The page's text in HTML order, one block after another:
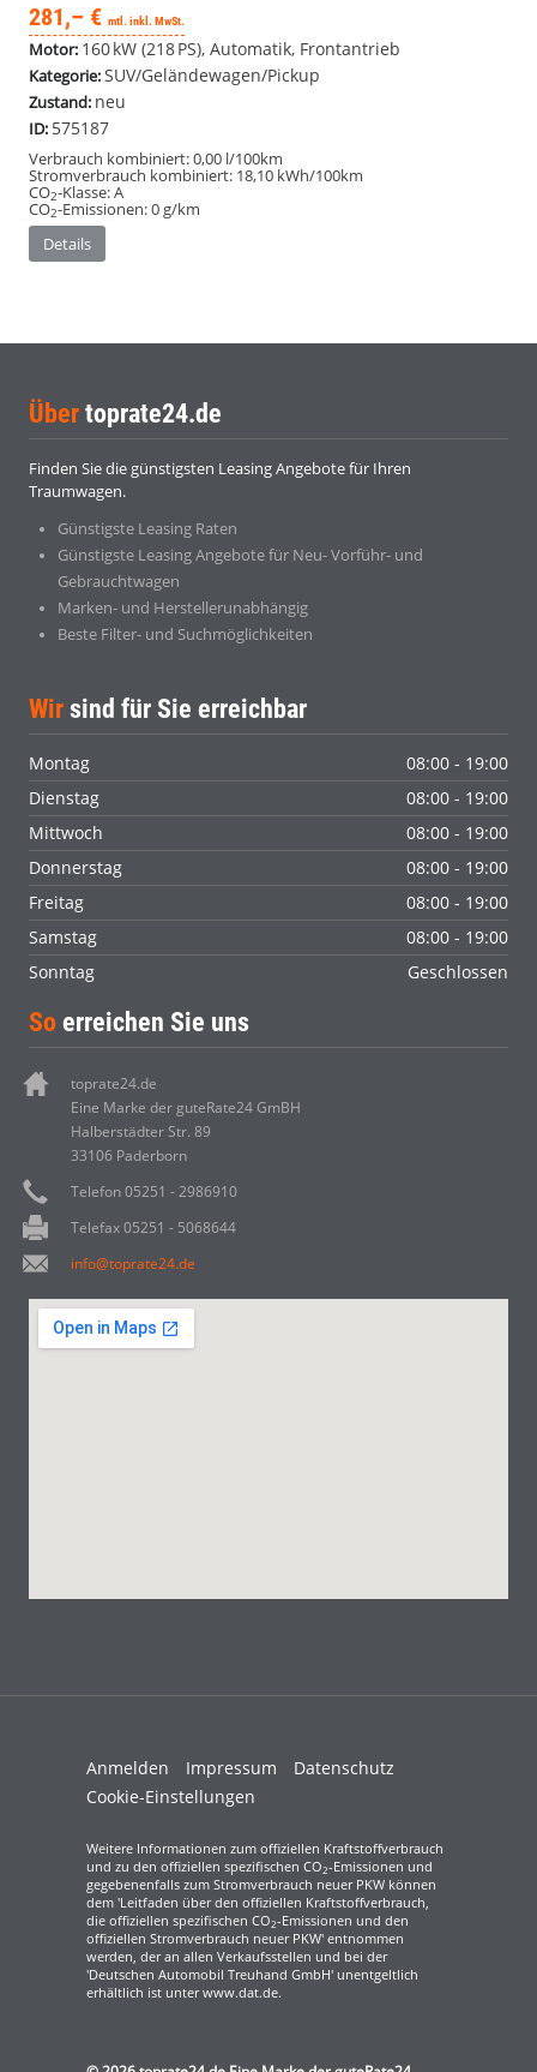
281,– € mtl. inkl. MwSt.
Motor: 160 kW (218 PS), Automatik, Frontantrieb
Kategorie:SUV/Geländewagen/Pickup
Zustand: neu
ID: 575187
Verbrauch kombiniert:0,00 l/100km
Stromverbrauch kombiniert: 18,10 kWh/100km
CO2-Klasse:A
CO2-Emissionen:0 g/km
Details
Über toprate24.de
Finden Sie die günstigsten Leasing Angebote für Ihren
Traumwagen.
Günstigste Leasing Raten
Günstigste Leasing Angebote für Neu- Vorführ- und
Gebrauchtwagen
Marken- und Herstellerunabhängig
Beste Filter- und Suchmöglichkeiten
Wir sind für Sie erreichbar
Montag
08:00 - 19:00
Dienstag
08:00 - 19:00
Mittwoch
08:00 - 19:00
Donnerstag
08:00 - 19:00
Freitag
08:00 - 19:00
Samstag
08:00 - 19:00
Sonntag
Geschlossen
So erreichen Sie uns
toprate24.de
Eine Marke der guteRate24 GmBH
Halberstädter Str. 89
33106 Paderborn
Telefon 05251 - 2986910
Telefax 05251 - 5068644
info@toprate24.de
Anmelden Impressum
Datenschutz
Cookie-Einstellungen
Weitere Informationen zum offiziellen Kraftstoffverbrauch
und zu den offiziellen spezifischen CO2-Emissionen und
gegebenenfalls zum Stromverbrauch neuer PKW können
dem 'Leitfaden über den offiziellen Kraftstoffverbrauch,
die offiziellen spezifischen CO2-Emissionen und den
offiziellen Stromverbrauch neuer PKW' entnommen
werden, der an allen Verkaufsstellen und bei der
'Deutschen Automobil Treuhand GmbH' unentgeltlich
erhältlich ist unter www.dat.de.